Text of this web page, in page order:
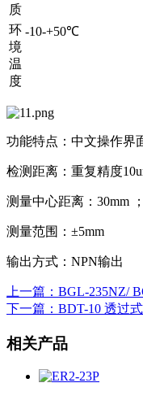
质
环
境
温
度
-10-+50℃
功能特点：中文操作界
检测距离：重复精度
测量中心距离：30mm ；
测量范围：±5mm
输出方式：NPN输出
上一篇 ：BGL-235NZ/
下一篇 ：BDT-10 透过
相关产品